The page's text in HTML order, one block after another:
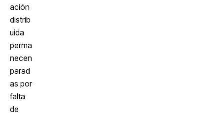
ación
distrib
uida
perma
necen
parad
as por
falta
de